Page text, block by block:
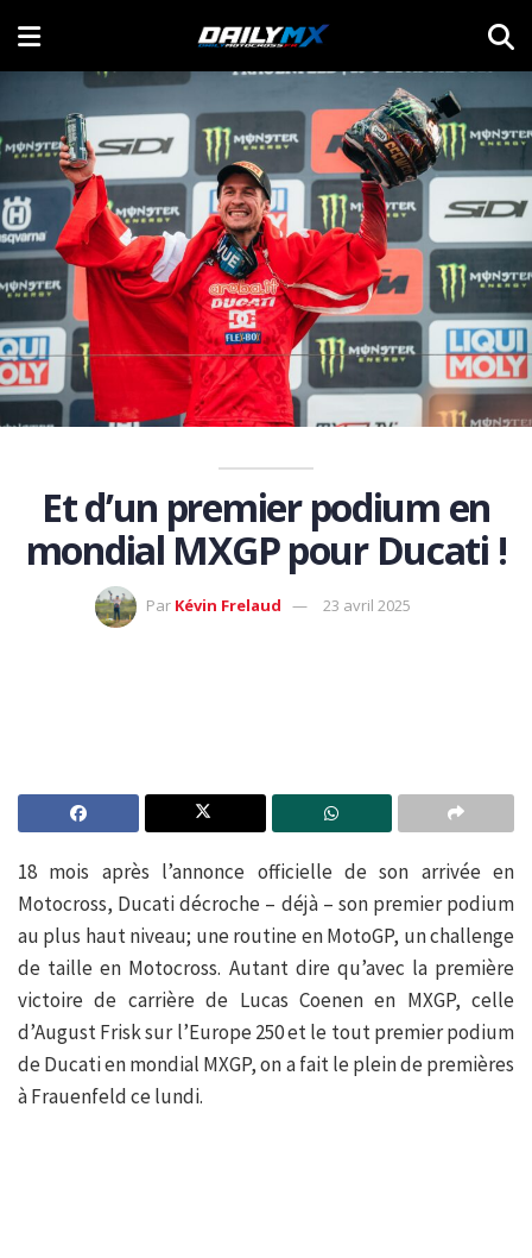
Et d’un premier podium en
mondial MXGP pour Ducati !
Par Kévin Frelaud 23 avril 2025
18 mois après l’annonce officielle de son arrivée en
Motocross, Ducati décroche – déjà – son premier podium
au plus haut niveau; une routine en MotoGP, un challenge
de taille en Motocross. Autant dire qu’avec la première
victoire de carrière de Lucas Coenen en MXGP, celle
d’August Frisk sur l’Europe 250 et le tout premier podium
de Ducati en mondial MXGP, on a fait le plein de premières
à Frauenfeld ce lundi.